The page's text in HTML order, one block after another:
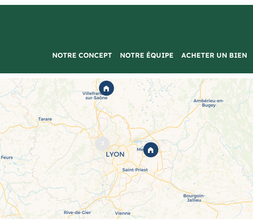
NOTRE CONCEPT NOTRE ÉQUIPE ACHETER UN BIEN
3